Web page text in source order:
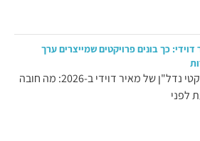
דוידי: כך בונים פרויקטים שמייצרים ערך
פרויקטי נדל"ן של מאיר דוידי ב-2026: מה חובה
לפני